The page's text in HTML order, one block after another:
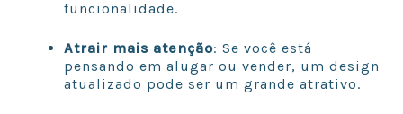
funcionalidade.
Atrair mais atenção: Se você está
pensando em alugar ou vender, um design
atualizado pode ser um grande atrativo.